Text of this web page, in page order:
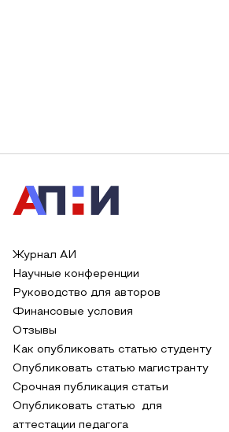
Журнал АИ
Научные конференции
Руководство для авторов
Финансовые условия
Отзывы
Как опубликовать статью студенту
Опубликовать статью магистранту
Срочная публикация статьи
Опубликовать статью для
аттестации педагога